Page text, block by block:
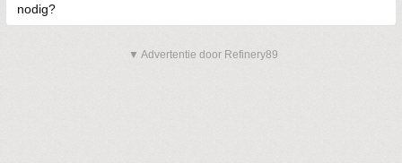
nodig?
▼ Advertentie door Refinery89